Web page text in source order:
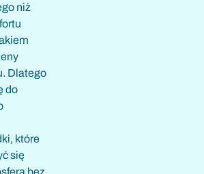
niż
Dlatego
do
które
się
bez